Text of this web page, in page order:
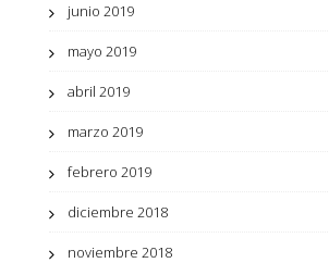
junio 2019
mayo 2019
abril 2019
marzo 2019
febrero 2019
diciembre 2018
noviembre 2018